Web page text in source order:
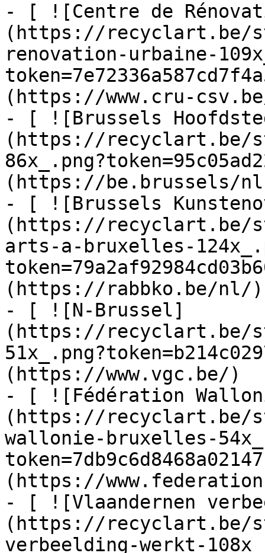
- [ ![Centre de
(https://recyclart.be/
renovation-urbaine-
(https://www.cru-
- [ ![Brussels
(https://recyclart.be/
(https://be.brussels/
- [ ![Brussels
(https://recyclart.be/
arts-a-bruxelles-
(https://rabbko.be/nl/)
- [ ![N-Brussel]
(https://recyclart.be/
(https://www.vgc.be/)
- [ ![Fédération
(https://recyclart.be/
wallonie-bruxelles-
(https://
- [ ![Vlaandernen
(https://recyclart.be/
verbeelding-werkt-